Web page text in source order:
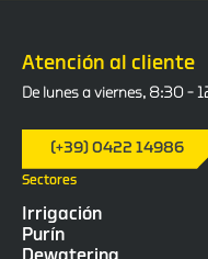
Atención al cliente
De lunes a viernes, 8:30 –
(+39) 0422 14986
Sectores
Irrigación
Purín
Dewatering